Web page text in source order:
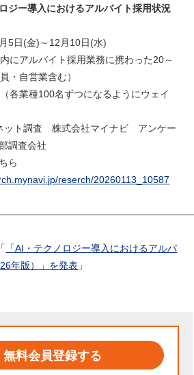
ジー導入におけるアルバイト採用状況
5日(金)～12月10日(水)
にアルバイト採用業務に携わった20～
・自営業含む）
各業種100名ずつになるようにウェイ
ット調査 株式会社マイナビ アンケー
調査会社
ら
reserch/20260113_10587
「AI・テクノロジー導入におけるアルバ
年版）」を発表 」
無料会員登録する